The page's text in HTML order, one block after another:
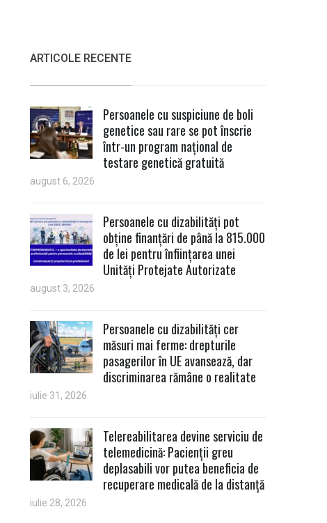
ARTICOLE RECENTE
Persoanele cu suspiciune de boli
genetice sau rare se pot înscrie
într-un program național de
testare genetică gratuită
august 6, 2026
Persoanele cu dizabilități pot
obține finanțări de până la 815.000
de lei pentru înființarea unei
Unități Protejate Autorizate
august 3, 2026
Persoanele cu dizabilități cer
măsuri mai ferme: drepturile
pasagerilor în UE avansează, dar
discriminarea rămâne o realitate
iulie 31, 2026
Telereabilitarea devine serviciu de
telemedicină: Pacienții greu
deplasabili vor putea beneficia de
recuperare medicală de la distanță
iulie 28, 2026